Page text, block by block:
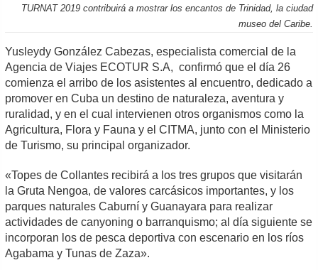
TURNAT 2019 contribuirá a mostrar los encantos de Trinidad, la ciudad
museo del Caribe.
Yusleydy González Cabezas, especialista comercial de la
Agencia de Viajes ECOTUR S.A, confirmó que el día 26
comienza el arribo de los asistentes al encuentro, dedicado a
promover en Cuba un destino de naturaleza, aventura y
ruralidad, y en el cual intervienen otros organismos como la
Agricultura, Flora y Fauna y el CITMA, junto con el Ministerio
de Turismo, su principal organizador.
«Topes de Collantes recibirá a los tres grupos que visitarán
la Gruta Nengoa, de valores carcásicos importantes, y los
parques naturales Caburní y Guanayara para realizar
actividades de canyoning o barranquismo; al día siguiente se
incorporan los de pesca deportiva con escenario en los ríos
Agabama y Tunas de Zaza».